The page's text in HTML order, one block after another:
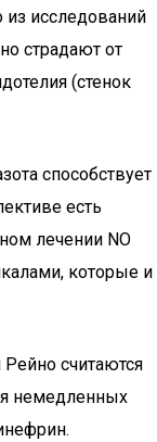
из исследований
страдают от
(стенок
способствует
есть
лечении NO
которые и
считаются
немедленных